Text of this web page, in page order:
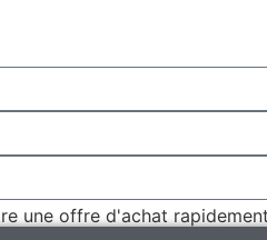
une offre d'achat